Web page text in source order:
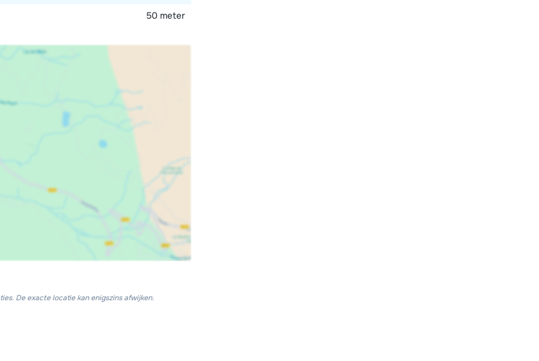
50 meter
De exacte locatie kan enigszins afwijken.